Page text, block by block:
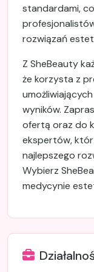
standardami,
rozwiązań
Z SheBeauty
że korzysta z
wyników.
ofertą oraz do
ekspertów,
najlepszego
Wybierz
medycynie